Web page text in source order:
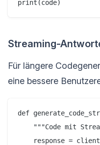
Streaming-
Für längere
eine bessere
def
"""Code mit
response =